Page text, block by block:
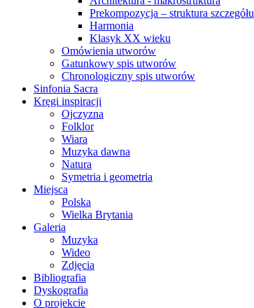
Prekompozycja – struktura szczegółu
Harmonia
Klasyk XX wieku
Omówienia utworów
Gatunkowy spis utworów
Chronologiczny spis utworów
Sinfonia Sacra
Kręgi inspiracji
Ojczyzna
Folklor
Wiara
Muzyka dawna
Natura
Symetria i geometria
Miejsca
Polska
Wielka Brytania
Galeria
Muzyka
Wideo
Zdjęcia
Bibliografia
Dyskografia
O projekcie